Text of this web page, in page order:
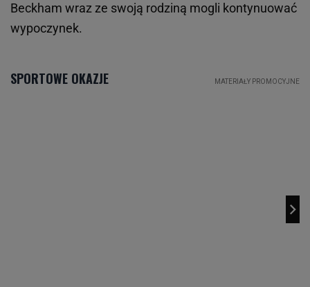
Beckham wraz ze swoją rodziną mogli kontynuować
wypoczynek.